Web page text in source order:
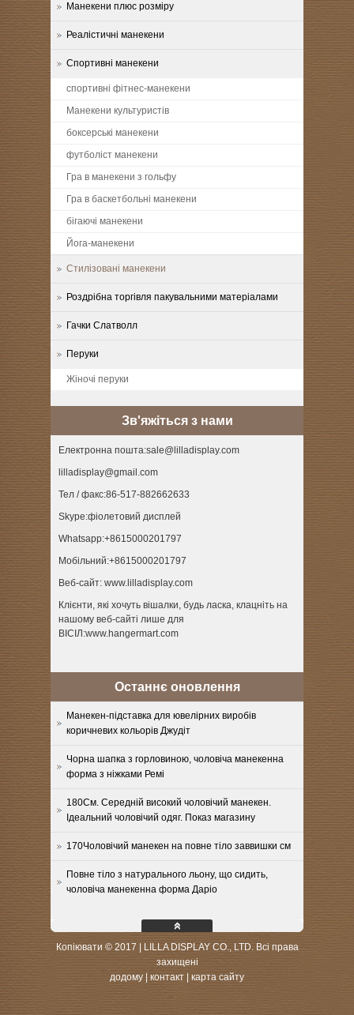
Манекени плюс розміру
Реалістичні манекени
Спортивні манекени
спортивні фітнес-манекени
Манекени культуристів
боксерські манекени
футболіст манекени
Гра в манекени з гольфу
Гра в баскетбольні манекени
бігаючі манекени
Йога-манекени
Стилізовані манекени
Роздрібна торгівля пакувальними матеріалами
Гачки Слатволл
Перуки
Жіночі перуки
Зв'яжіться з нами
Електронна пошта:sale@lilladisplay.com
lilladisplay@gmail.com
Тел / факс:86-517-882662633
Skype:фіолетовий дисплей
Whatsapp:+8615000201797
Мобільний:+8615000201797
Веб-сайт: www.lilladisplay.com
Клієнти, які хочуть вішалки, будь ласка, клацніть на
нашому веб-сайті лише для
ВІСІЛ:www.hangermart.com
Останнє оновлення
Манекен-підставка для ювелірних виробів
коричневих кольорів Джудіт
Чорна шапка з горловиною, чоловіча манекенна
форма з ніжками Ремі
180См. Середній високий чоловічий манекен.
Ідеальний чоловічий одяг. Показ магазину
170Чоловічий манекен на повне тіло заввишки см
Повне тіло з натурального льону, що сидить,
чоловіча манекенна форма Даріо
Копіювати © 2017 | LILLA DISPLAY CO., LTD. Всі права
захищені
додому|контакт| карта сайту